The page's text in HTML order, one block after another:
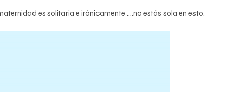
es solitaria e irónicamente ….no estás sola en esto.